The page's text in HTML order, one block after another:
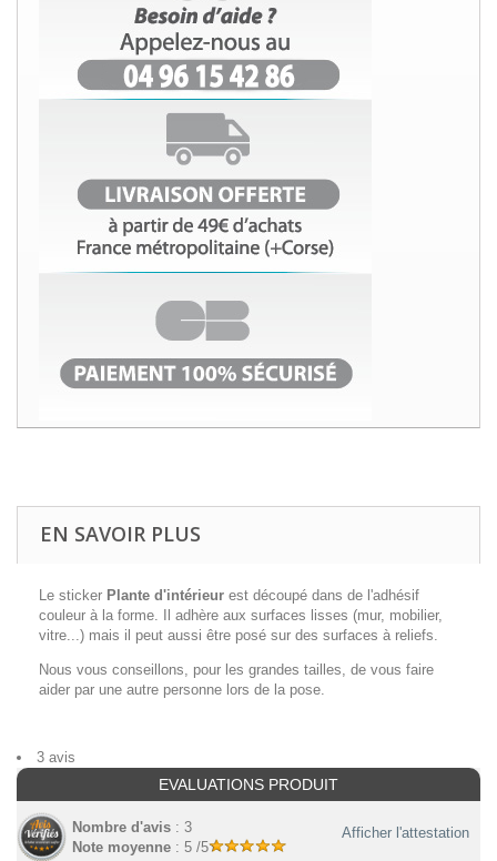
EN SAVOIR PLUS
Le sticker Plante d'intérieur est découpé dans de l'adhésif
couleur à la forme. Il adhère aux surfaces lisses (mur, mobilier,
vitre...) mais il peut aussi être posé sur des surfaces à reliefs.
Nous vous conseillons, pour les grandes tailles, de vous faire
aider par une autre personne lors de la pose.
3 avis
EVALUATIONS PRODUIT
Nombre d'avis : 3
Note moyenne : 5 /5
Afficher l'attestation